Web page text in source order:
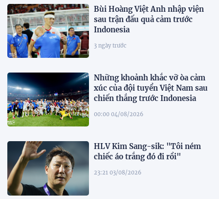
Bùi Hoàng Việt Anh nhập viện
sau trận đấu quả cảm trước
Indonesia
3 ngày trước
Những khoảnh khắc vỡ òa cảm
xúc của đội tuyển Việt Nam sau
chiến thắng trước Indonesia
00:00 04/08/2026
HLV Kim Sang-sik: "Tôi ném
chiếc áo trắng đó đi rồi"
23:21 03/08/2026